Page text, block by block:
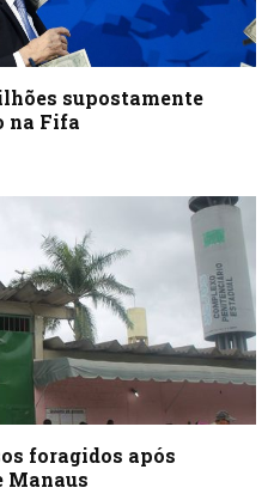
supostamente
na Fifa
foragidos após
Manaus